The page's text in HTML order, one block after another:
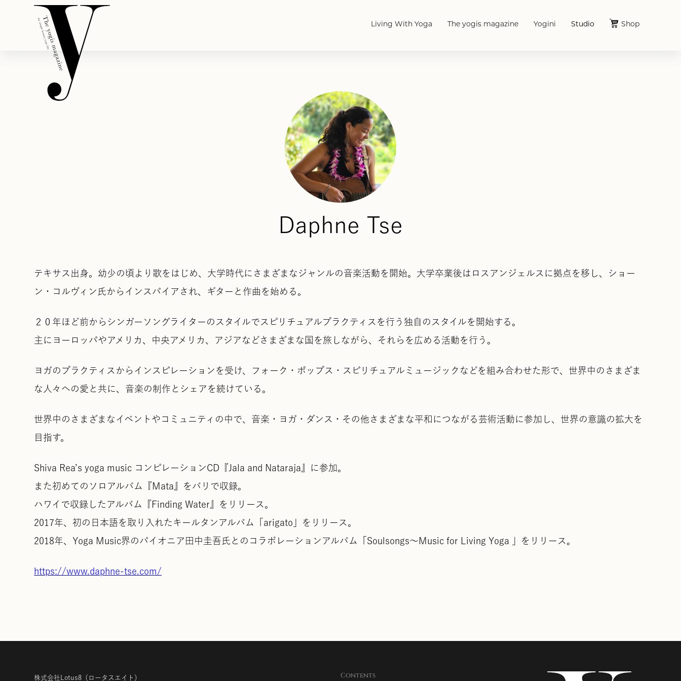
Living With Yoga The yogis magazine Yogini Studio Shop
Daphne Tse
テキサス出身。幼少の頃より歌をはじめ、大学時代にさまざまなジャンルの音楽活動を開始。大学卒業後はロスアンジェルスに拠点を移し、ショー
ン・コルヴィン氏からインスパイアされ、ギターと作曲を始める。
２０年ほど前からシンガーソングライターのスタイルでスピリチュアルプラクティスを行う独自のスタイルを開始する。
主にヨーロッパやアメリカ、中央アメリカ、アジアなどさまざまな国を旅しながら、それらを広める活動を行う。
ヨガのプラクティスからインスピレーションを受け、フォーク・ポップス・スピリチュアルミュージックなどを組み合わせた形で、世界中のさまざま
な人々への愛と共に、音楽の制作とシェアを続けている。
世界中のさまざまなイベントやコミュニティの中で、音楽・ヨガ・ダンス・その他さまざまな平和につながる芸術活動に参加し、世界の意識の拡大を
目指す。
Shiva Rea’s yoga music コンピレーションCD『Jala and Nataraja』に参加。
また初めてのソロアルバム『Mata』をバリで収録。
ハワイで収録したアルバム『Finding Water』をリリース。
2017年、初の日本語を取り入れたキールタンアルバム「arigato」をリリース。
2018年、Yoga Music界のパイオニア田中圭吾氏とのコラボレーションアルバム「Soulsongs～Music for Living Yoga 」をリリース。
https://www.daphne-tse.com/
株式会社Lotus8 （ロータスエイト） Contents